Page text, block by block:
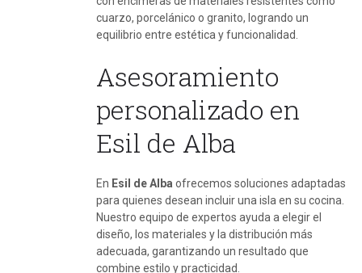
cuarzo, porcelánico o granito, logrando un
equilibrio entre estética y funcionalidad.
Asesoramiento
personalizado en
Esil de Alba
En Esil de Alba ofrecemos soluciones adaptadas
para quienes desean incluir una isla en su cocina.
Nuestro equipo de expertos ayuda a elegir el
diseño, los materiales y la distribución más
adecuada, garantizando un resultado que
combine estilo y practicidad.